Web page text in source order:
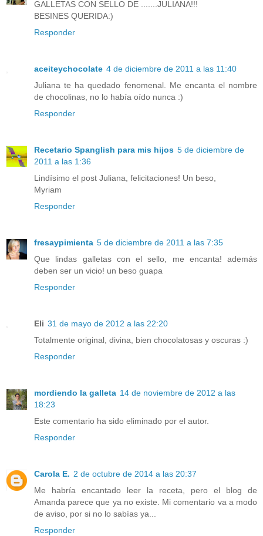
GALLETAS CON SELLO DE .......JULIANA!!!
BESINES QUERIDA:)
Responder
aceiteychocolate 4 de diciembre de 2011 a las 11:40
Juliana te ha quedado fenomenal. Me encanta el nombre
de chocolinas, no lo había oído nunca :)
Responder
Recetario Spanglish para mis hijos 5 de diciembre de
2011 a las 1:36
Lindísimo el post Juliana, felicitaciones! Un beso,
Myriam
Responder
fresaypimienta 5 de diciembre de 2011 a las 7:35
Que lindas galletas con el sello, me encanta! además
deben ser un vicio! un beso guapa
Responder
Eli 31 de mayo de 2012 a las 22:20
Totalmente original, divina, bien chocolatosas y oscuras :)
Responder
mordiendo la galleta 14 de noviembre de 2012 a las
18:23
Este comentario ha sido eliminado por el autor.
Responder
Carola E. 2 de octubre de 2014 a las 20:37
Me habría encantado leer la receta, pero el blog de
Amanda parece que ya no existe. Mi comentario va a modo
de aviso, por si no lo sabías ya...
Responder